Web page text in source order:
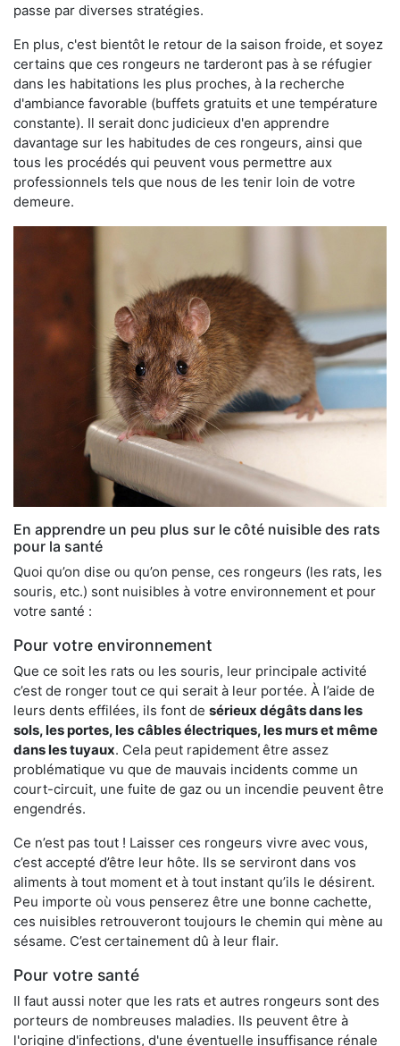
passe par diverses stratégies.
En plus, c'est bientôt le retour de la saison froide, et soyez
certains que ces rongeurs ne tarderont pas à se réfugier
dans les habitations les plus proches, à la recherche
d'ambiance favorable (buffets gratuits et une température
constante). Il serait donc judicieux d'en apprendre
davantage sur les habitudes de ces rongeurs, ainsi que
tous les procédés qui peuvent vous permettre aux
professionnels tels que nous de les tenir loin de votre
demeure.
En apprendre un peu plus sur le côté nuisible des rats
pour la santé
Quoi qu’on dise ou qu’on pense, ces rongeurs (les rats, les
souris, etc.) sont nuisibles à votre environnement et pour
votre santé :
Pour votre environnement
Que ce soit les rats ou les souris, leur principale activité
c’est de ronger tout ce qui serait à leur portée. À l’aide de
leurs dents effilées, ils font de sérieux dégâts dans les
sols, les portes, les câbles électriques, les murs et même
dans les tuyaux. Cela peut rapidement être assez
problématique vu que de mauvais incidents comme un
court-circuit, une fuite de gaz ou un incendie peuvent être
engendrés.
Ce n’est pas tout ! Laisser ces rongeurs vivre avec vous,
c’est accepté d’être leur hôte. Ils se serviront dans vos
aliments à tout moment et à tout instant qu’ils le désirent.
Peu importe où vous penserez être une bonne cachette,
ces nuisibles retrouveront toujours le chemin qui mène au
sésame. C’est certainement dû à leur flair.
Pour votre santé
Il faut aussi noter que les rats et autres rongeurs sont des
porteurs de nombreuses maladies. Ils peuvent être à
l'origine d'infections, d'une éventuelle insuffisance rénale